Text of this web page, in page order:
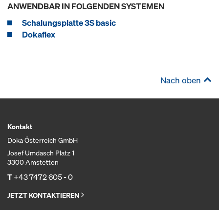
ANWENDBAR IN FOLGENDEN SYSTEMEN
Schalungsplatte 3S basic
Dokaflex
Nach oben
Kontakt
Doka Österreich GmbH
Josef Umdasch Platz 1
3300 Amstetten
T+43 7472 605 - 0
JETZT KONTAKTIEREN